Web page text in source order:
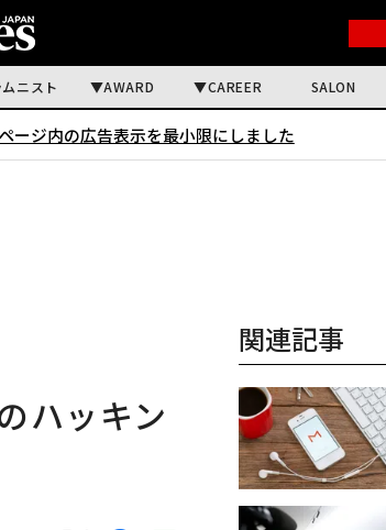
ニスト AWARD CAREER SALON
ージ内の広告表示を最小限にしました
ハッキン
関連記事